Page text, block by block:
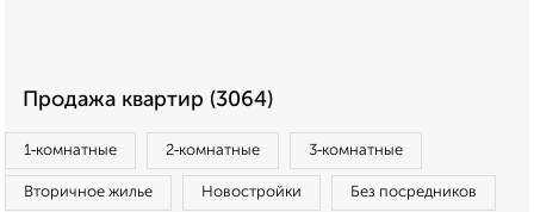
Продажа квартир (3064)
1‑комнатные 2‑комнатные 3‑комнатные
Вторичное жилье Новостройки Без посредников